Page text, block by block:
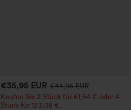
€35,95 EUR €44,95 EUR
Kaufen Sie 2 Stück für 61,54 € oder 4
Stück für 123,08 €.